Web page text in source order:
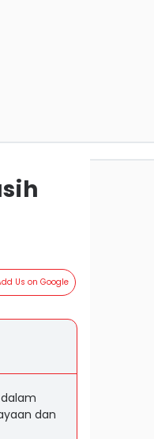
Us on Google
dan